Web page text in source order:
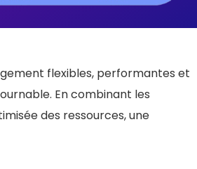
flexibles, performantes et
En combinant les
des ressources, une